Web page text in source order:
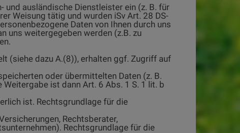
und ausländische Dienstleister ein (z. B. für
Weisung tätig und wurden iSv Art. 28 DS-
Daten von Ihnen durch uns
uns weitergegeben werden (z.B. zu
(siehe dazu A.(8)), erhalten ggf. Zugriff auf
oder übermittelten Daten (z. B.
ist dann Art. 6 Abs. 1 S. 1 lit. b
ist. Rechtsgrundlage für die
Rechtsberater,
Rechtsgrundlage für die